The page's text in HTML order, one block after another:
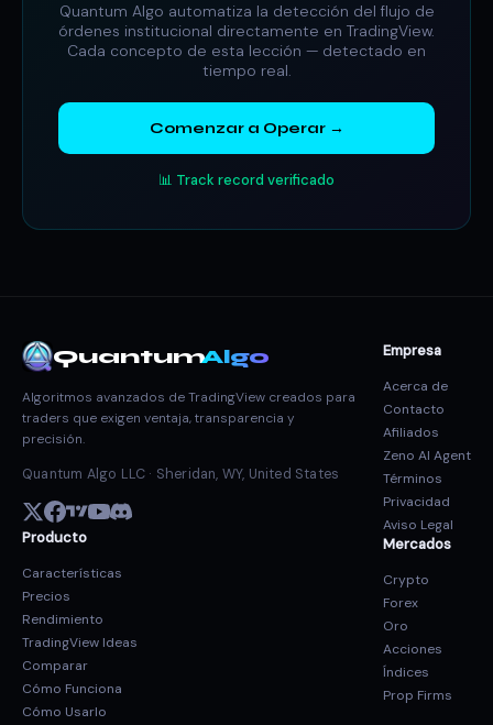
Quantum Algo automatiza la detección del flujo de
órdenes institucional directamente en TradingView.
Cada concepto de esta lección — detectado en
tiempo real.
Comenzar a Operar →
📊 Track record verificado
QuantumAlgo
Algoritmos avanzados de TradingView creados para
traders que exigen ventaja, transparencia y
precisión.
Quantum Algo LLC · Sheridan, WY, United States
Producto
Características
Precios
Rendimiento
TradingView Ideas
Comparar
Cómo Funciona
Cómo Usarlo
Empresa
Acerca de
Contacto
Afiliados
Zeno AI Agent
Términos
Privacidad
Aviso Legal
Mercados
Crypto
Forex
Oro
Acciones
Índices
Prop Firms